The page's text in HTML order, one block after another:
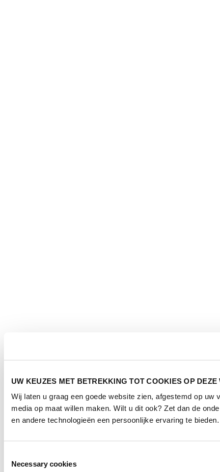
UW KEUZES MET BETREKKING TOT COOKIES OP DEZE
Wij laten u graag een goede website zien, afgestemd op
media op maat willen maken. Wilt u dit ook? Zet dan de
en andere technologieën een persoonlijke ervaring te bieden.
Necessary cookies